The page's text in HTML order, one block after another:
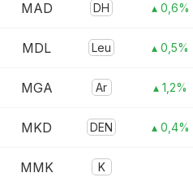
MAD DH ▴ 0,6%
MDL Leu ▴ 0,5%
MGA Ar ▴ 1,2%
MKD DEN ▴ 0,4%
MMK K